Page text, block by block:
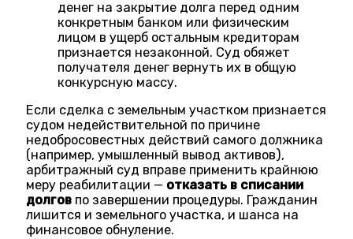
денег на закрытие долга перед одним
конкретным банком или физическим
лицом в ущерб остальным кредиторам
признается незаконной. Суд обяжет
получателя денег вернуть их в общую
конкурсную массу.
Если сделка с земельным участком признается
судом недействительной по причине
недобросовестных действий самого должника
(например, умышленный вывод активов),
арбитражный суд вправе применить крайнюю
меру реабилитации — отказать в списании
долгов по завершении процедуры. Гражданин
лишится и земельного участка, и шанса на
финансовое обнуление.